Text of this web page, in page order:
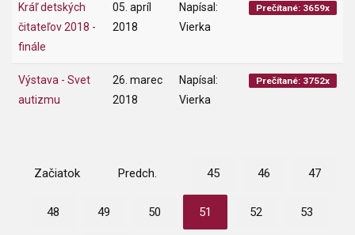
Kráľ detských
čitateľov 2018 -
finále
05. apríl
2018
Napísal:
Vierka
Prečítané: 3659x
Výstava - Svet
autizmu
26. marec
2018
Napísal:
Vierka
Prečítané: 3752x
Začiatok Predch. 45 46 47
48 49 50 51 52 53